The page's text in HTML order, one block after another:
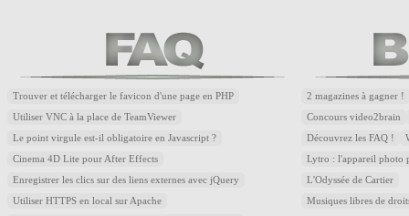
Trouver et télécharger le favicon d'une page en PHP
Utiliser VNC à la place de TeamViewer
Le point virgule est-il obligatoire en Javascript ?
Cinema 4D Lite pour After Effects
Enregistrer les clics sur des liens externes avec jQuery
Utiliser HTTPS en local sur Apache
2 magazines à gagner !
Concours video2brain
Découvrez les FAQ !
Lytro : l'appareil photo
L'Odyssée de Cartier
Musiques libres de